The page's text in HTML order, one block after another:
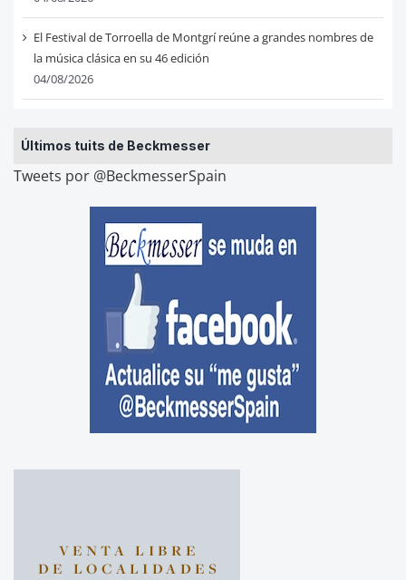
El Festival de Torroella de Montgrí reúne a grandes nombres de
la música clásica en su 46 edición
04/08/2026
Últimos tuits de Beckmesser
Tweets por @BeckmesserSpain